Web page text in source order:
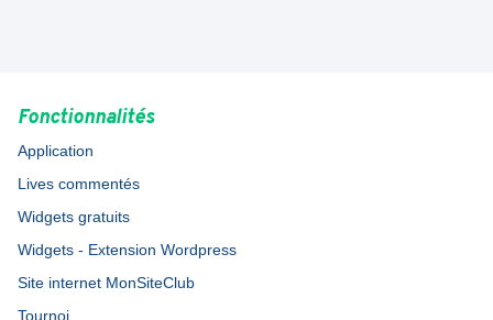
Fonctionnalités
Application
Lives commentés
Widgets gratuits
Widgets - Extension Wordpress
Site internet MonSiteClub
Tournoi